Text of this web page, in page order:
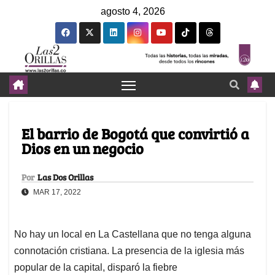
agosto 4, 2026
El barrio de Bogotá que convirtió a
Dios en un negocio
Por Las Dos Orillas
MAR 17, 2022
No hay un local en La Castellana que no tenga alguna
connotación cristiana. La presencia de la iglesia más
popular de la capital, disparó la fiebre